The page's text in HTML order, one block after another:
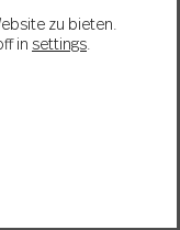
zu bieten.
in settings.